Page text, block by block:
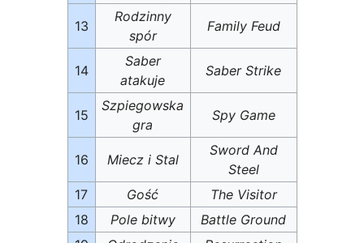
13
Rodzinny
spór
Family Feud
14
Saber
atakuje
Saber Strike
15
Szpiegowska
gra
Spy Game
16 Miecz i Stal
Sword And
Steel
17
Gość
The Visitor
18
Pole bitwy
Battle Ground